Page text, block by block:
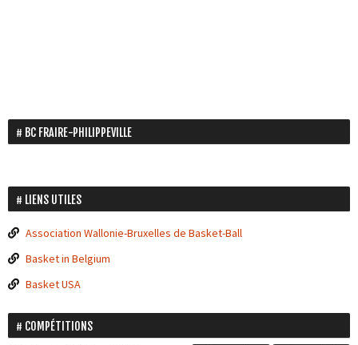
BC FRAIRE-PHILIPPEVILLE
LIENS UTILES
Association Wallonie-Bruxelles de Basket-Ball
Basket in Belgium
Basket USA
COMPÉTITIONS